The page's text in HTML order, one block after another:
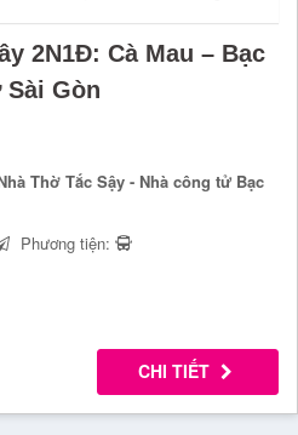
2N1Đ: Cà Mau – Bạc
Sài Gòn
Thờ Tắc Sậy - Nhà công tử Bạc
Phương tiện:
CHI TIẾT